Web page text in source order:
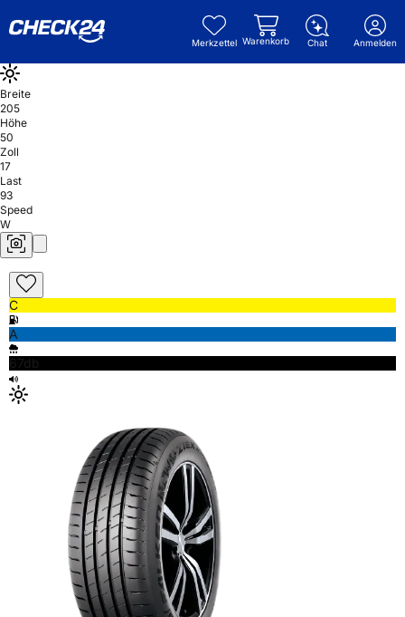
Merkzettel Warenkorb Chat Anmelden
Breite
205
Höhe
50
Zoll
17
Last
93
Speed
W
C
A
67db